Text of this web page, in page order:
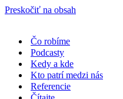
Preskočiť na obsah
Čo robíme
Podcasty
Kedy a kde
Kto patrí medzi nás
Referencie